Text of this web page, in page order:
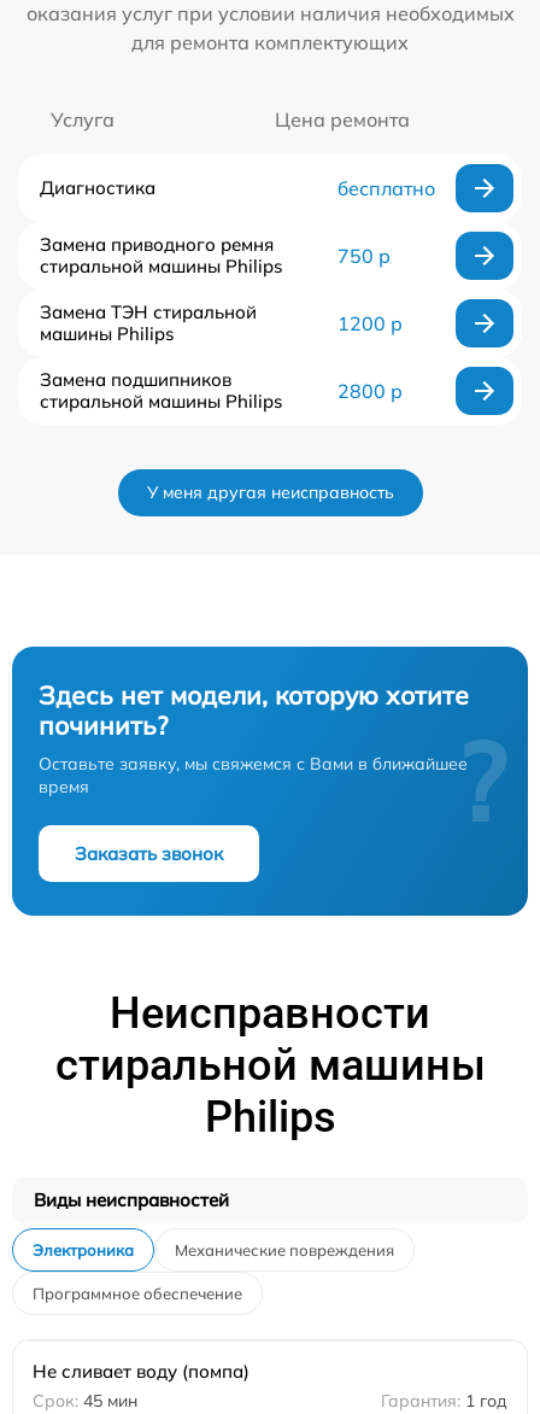
оказания услуг при условии наличия необходимых
для ремонта комплектующих
Услуга Цена ремонта
Диагностика бесплатно
Замена приводного ремня
стиральной машины Philips
750 р
Замена ТЭН стиральной
машины Philips
1200 р
Замена подшипников
стиральной машины Philips
2800 р
У меня другая неисправность
Здесь нет модели, которую хотите
починить?
Оставьте заявку, мы свяжемся с Вами в ближайшее
время
Заказать звонок
?
Неисправности
стиральной машины
Philips
Виды неисправностей
Электроника Механические повреждения
Программное обеспечение
Не сливает воду (помпа)
45 мин
1 год